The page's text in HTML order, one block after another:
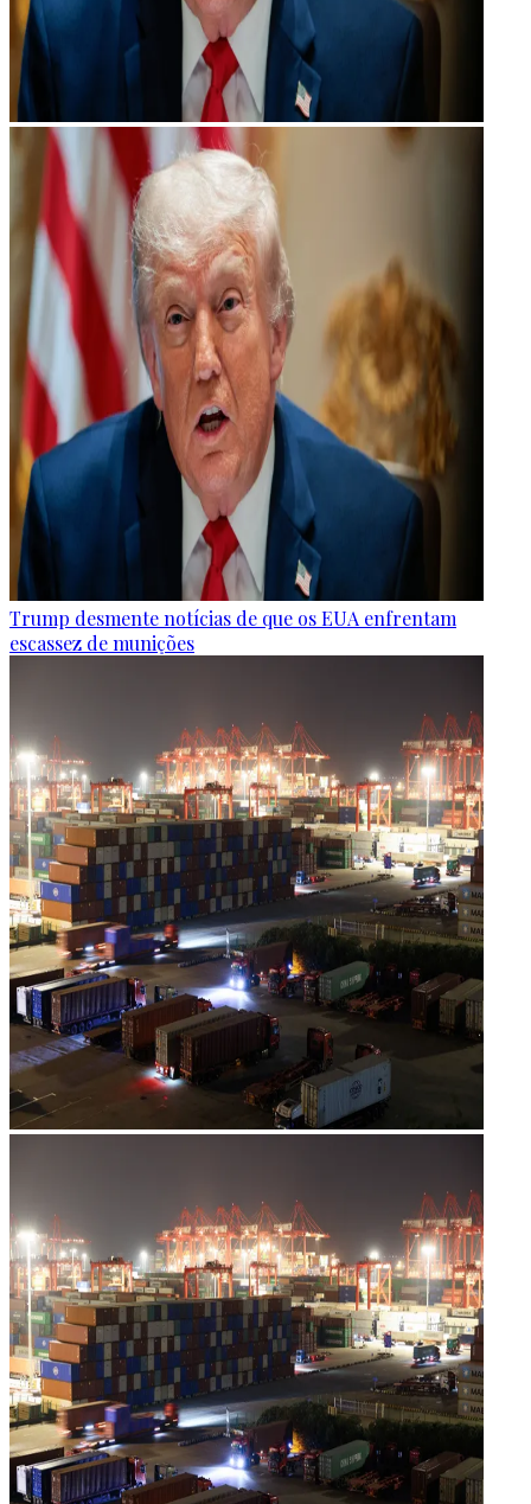
Trump desmente notícias de que os EUA enfrentam
escassez de munições